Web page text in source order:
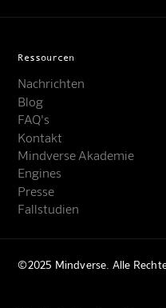
Ressourcen
Nachrichten
Blog
FAQ's
Kontakt
Mindverse Akademie
Engines
Presse
Fallstudien
©2025 Mindverse. Alle